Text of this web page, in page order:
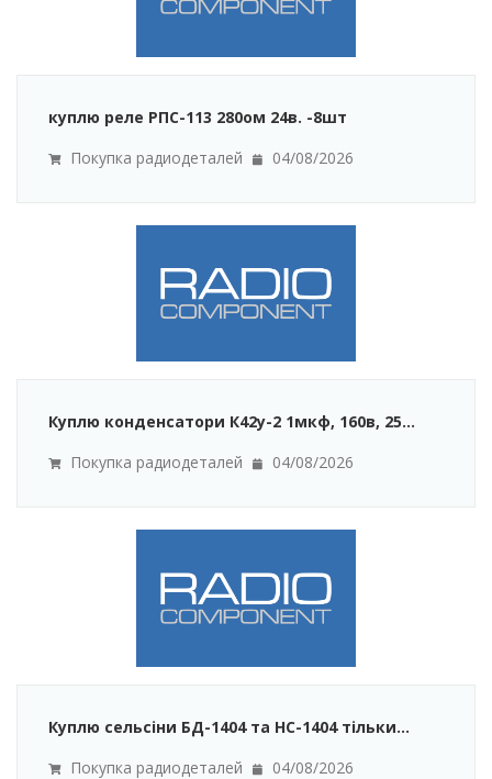
куплю реле РПС-113 280ом 24в. -8шт
Покупка радиодеталей
04/08/2026
Куплю конденсатори К42у-2 1мкф, 160в, 25...
Покупка радиодеталей
04/08/2026
Куплю сельсіни БД-1404 та НС-1404 тільки...
Покупка радиодеталей
04/08/2026